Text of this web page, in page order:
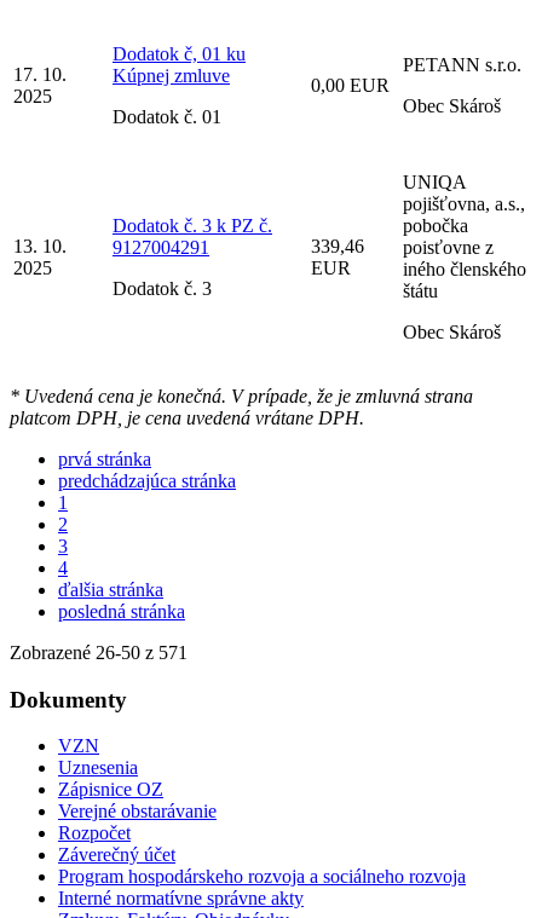
17. 10.
2025
Dodatok č, 01 ku
Kúpnej zmluve
Dodatok č. 01
0,00 EUR
PETANN s.r.o.
Obec Skároš
13. 10.
2025
Dodatok č. 3 k PZ č.
9127004291
Dodatok č. 3
339,46
EUR
UNIQA
pojišťovna, a.s.,
pobočka
poisťovne z
iného členského
štátu
Obec Skároš
* Uvedená cena je konečná. V prípade, že je zmluvná strana
platcom DPH, je cena uvedená vrátane DPH.
prvá stránka
predchádzajúca stránka
1
2
3
4
ďalšia stránka
posledná stránka
Zobrazené 26-50 z 571
Dokumenty
VZN
Uznesenia
Zápisnice OZ
Verejné obstarávanie
Rozpočet
Záverečný účet
Program hospodárskeho rozvoja a sociálneho rozvoja
Interné normatívne správne akty